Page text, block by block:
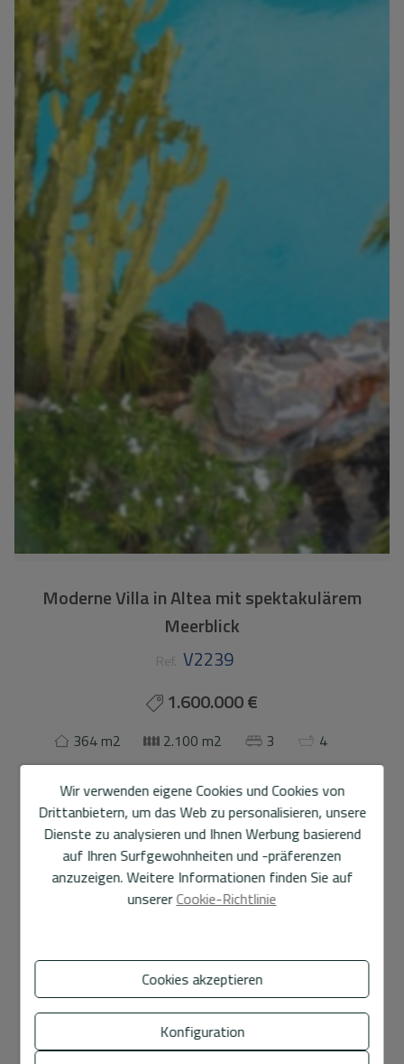
Moderne Villa in Altea mit spektakulärem
Meerblick
Ref. V2239
1.600.000 €
364 m2 2.100 m2 3 4
VillainAltea
Diese moderne Villa befindet sich in einer der
exklusivsten Gegenden von Altea und erstreckt sich über
ein Grundstück von 2.100 m² mit einem gepflegten
Garten, der Privatsphäre, Komfort und einen
einzigartigen mediterranen Lebensstil bietet.
mit einem Wasserfall ausgestattet ist, sowie über eine
Sonnenterrasse (mit eigenem Zugang von außen), eine
Grillzone, eine Außendusche, einen Abstellraum,
großzügige Parkmöglichkeiten und einen Carport.
Mehr anzeigen
Merkmale
Wir verwenden eigene Cookies und Cookies von
Drittanbietern, um das Web zu personalisieren, unsere
Dienste zu analysieren und Ihnen Werbung basierend
auf Ihren Surfgewohnheiten und -präferenzen
anzuzeigen. Weitere Informationen finden Sie auf
unsererCookie-Richtlinie
Cookies akzeptieren
Konfiguration